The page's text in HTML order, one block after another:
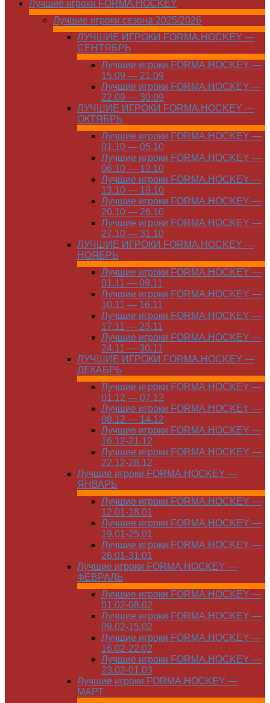
Лучшие игроки FORMA.HOCKEY
Лучшие игроки сезона 2025/2026
ЛУЧШИЕ ИГРОКИ FORMA.HOCKEY —
СЕНТЯБРЬ
Лучшие игроки FORMA.HOCKEY —
15.09 — 21.09
Лучшие игроки FORMA.HOCKEY —
22.09 — 30.09
ЛУЧШИЕ ИГРОКИ FORMA.HOCKEY —
ОКТЯБРЬ
Лучшие игроки FORMA.HOCKEY —
01.10 — 05.10
Лучшие игроки FORMA.HOCKEY —
06.10 — 12.10
Лучшие игроки FORMA.HOCKEY —
13.10 — 19.10
Лучшие игроки FORMA.HOCKEY —
20.10 — 26.10
Лучшие игроки FORMA.HOCKEY —
27.10 — 31.10
ЛУЧШИЕ ИГРОКИ FORMA.HOCKEY —
НОЯБРЬ
Лучшие игроки FORMA.HOCKEY —
01.11 — 09.11
Лучшие игроки FORMA.HOCKEY —
10.11 — 16.11
Лучшие игроки FORMA.HOCKEY —
17.11 — 23.11
Лучшие игроки FORMA.HOCKEY —
24.11 — 30.11
ЛУЧШИЕ ИГРОКИ FORMA.HOCKEY —
ДЕКАБРЬ
Лучшие игроки FORMA.HOCKEY —
01.12 — 07.12
Лучшие игроки FORMA.HOCKEY —
08.12 — 14.12
Лучшие игроки FORMA.HOCKEY —
16.12-21.12
Лучшие игроки FORMA.HOCKEY —
22.12-28.12
Лучшие игроки FORMA.HOCKEY —
ЯНВАРЬ
Лучшие игроки FORMA.HOCKEY —
12.01-18.01
Лучшие игроки FORMA.HOCKEY —
19.01-25.01
Лучшие игроки FORMA.HOCKEY —
26.01-31.01
Лучшие игроки FORMA.HOCKEY —
ФЕВРАЛЬ
Лучшие игроки FORMA.HOCKEY —
01.02-08.02
Лучшие игроки FORMA.HOCKEY —
09.02-15.02
Лучшие игроки FORMA.HOCKEY —
16.02-22.02
Лучшие игроки FORMA.HOCKEY —
23.02-01.03
Лучшие игроки FORMA.HOCKEY —
МАРТ